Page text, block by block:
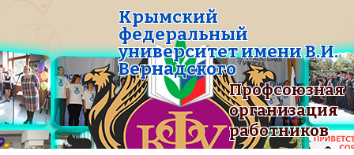
Крымский
федеральный
университет имени В.И.
Вернадского
Профсоюзная
организация
работников